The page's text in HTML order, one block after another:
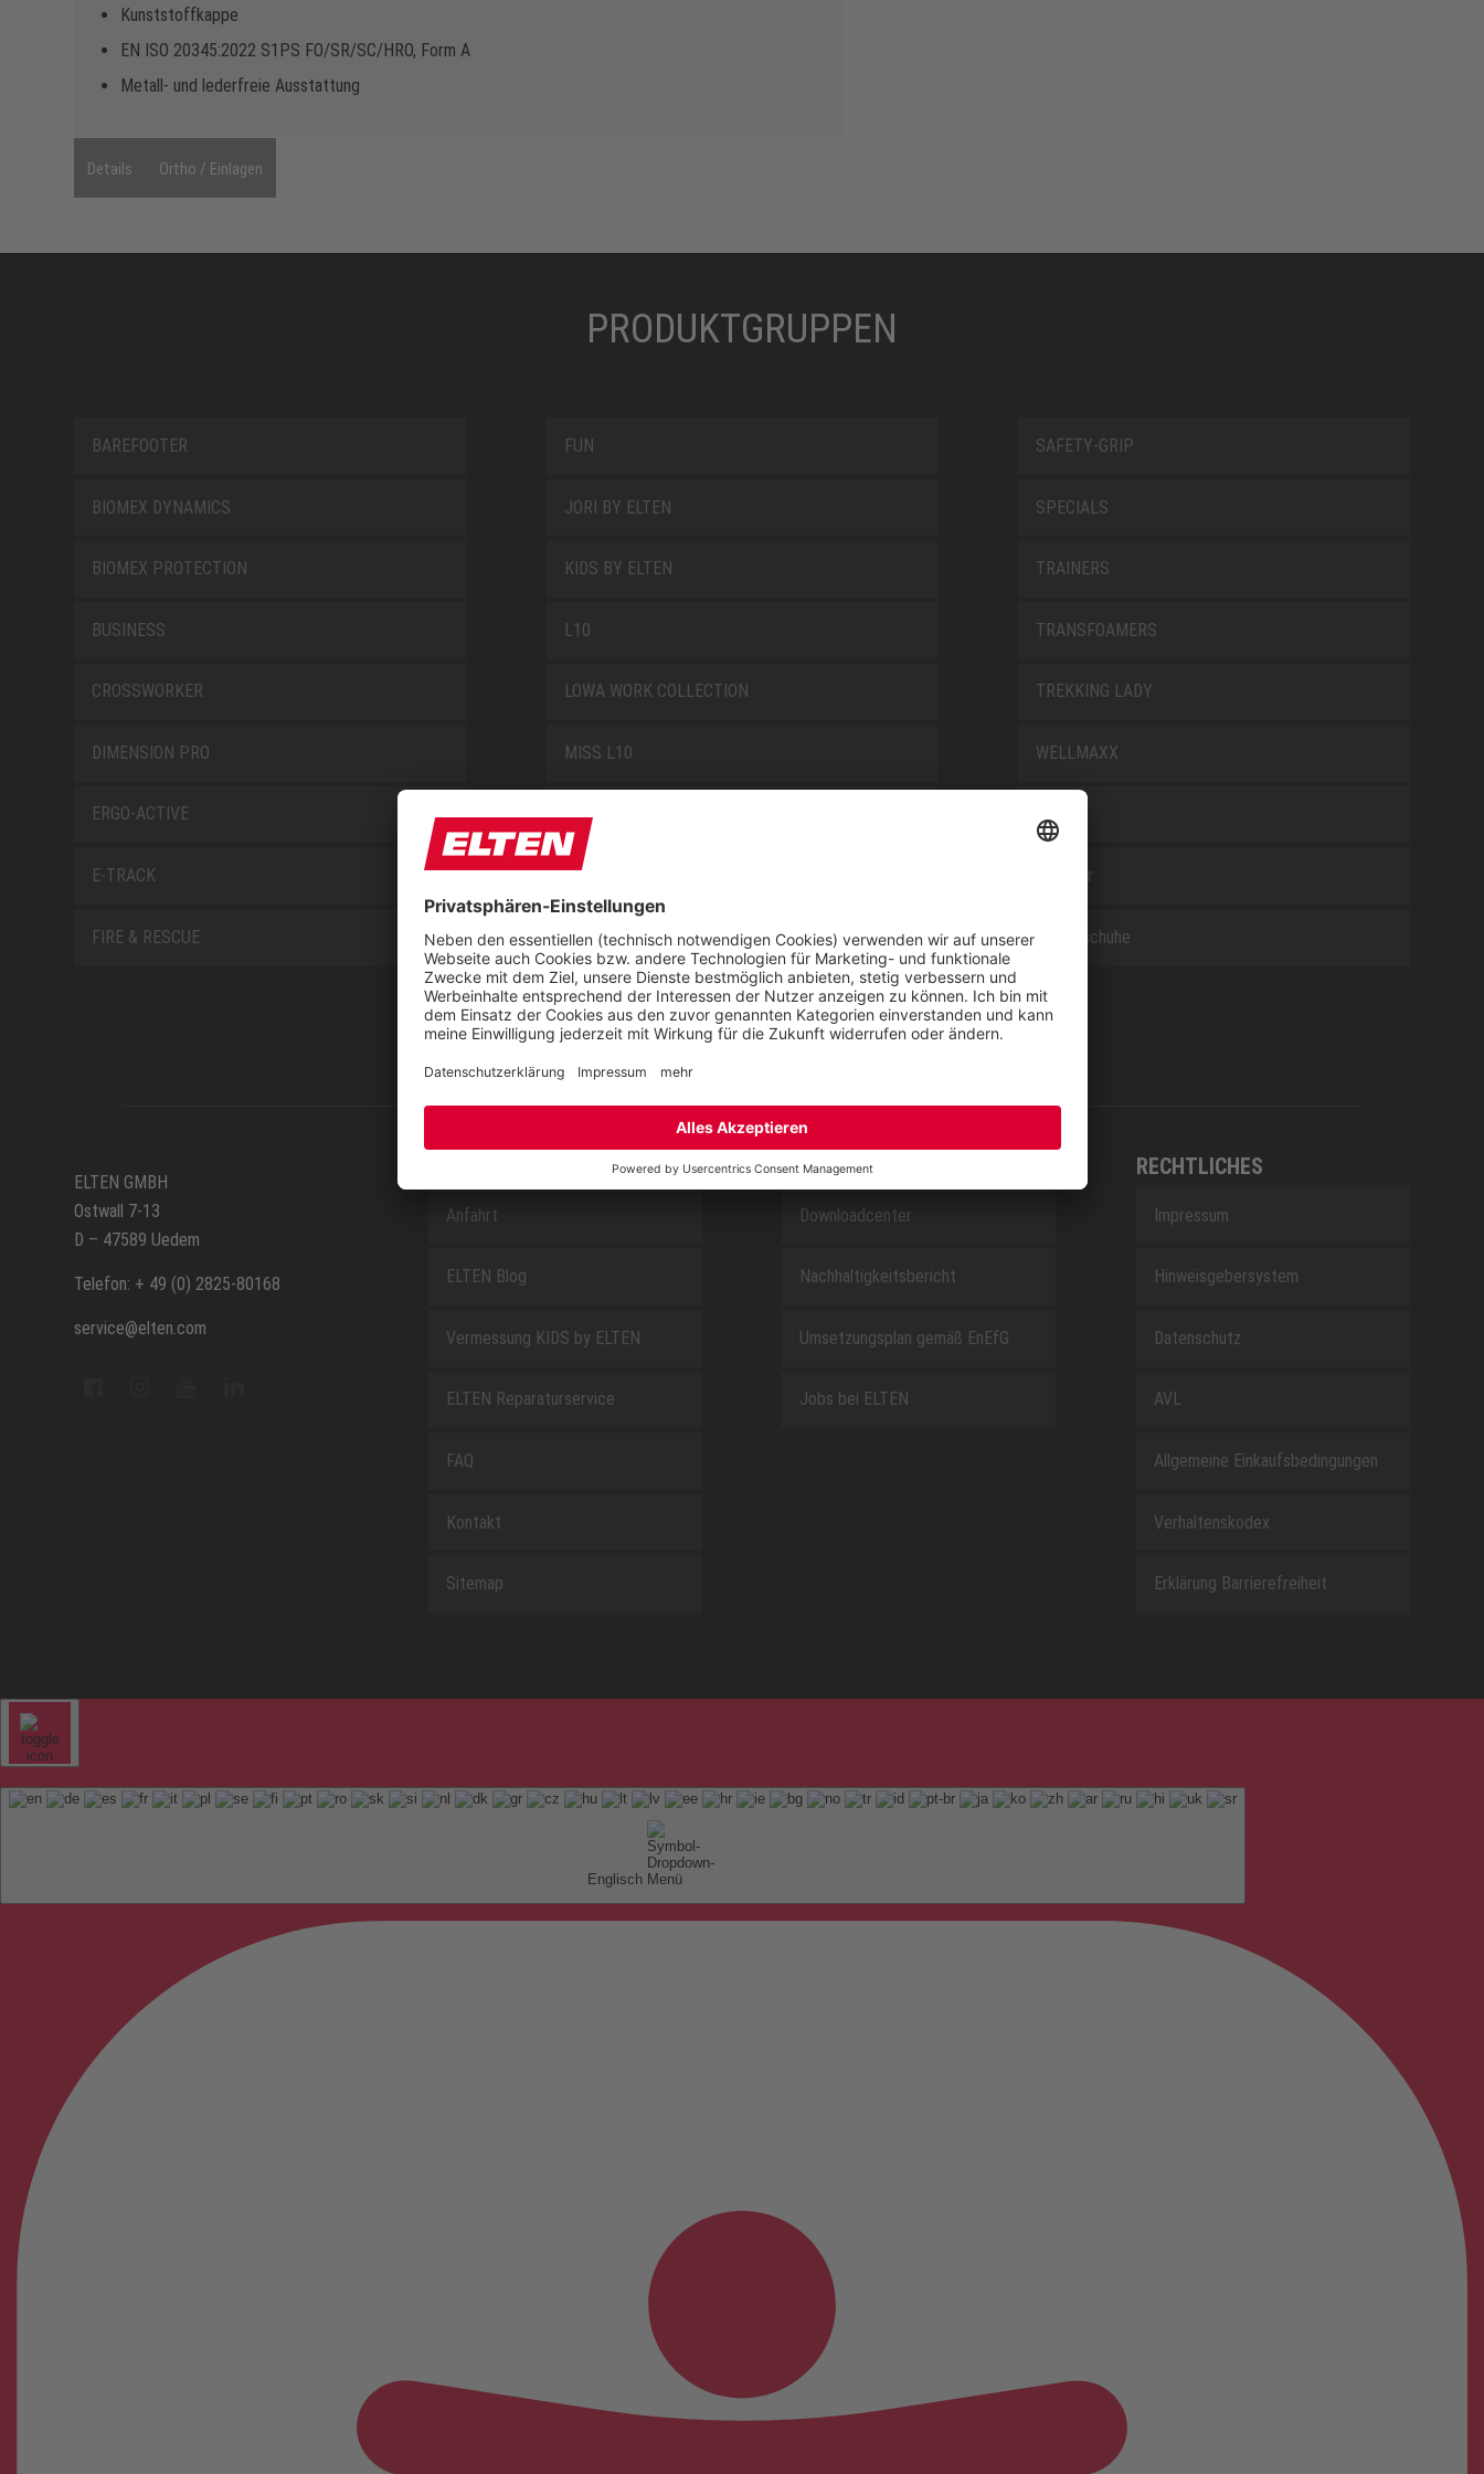
Kunststoffkappe
EN ISO 20345:2022 S1PS FO/SR/SC/HRO, Form A
Metall- und lederfreie Ausstattung
Details Ortho / Einlagen
PRODUKTGRUPPEN
BAREFOOTER
BIOMEX DYNAMICS
BIOMEX PROTECTION
BUSINESS
CROSSWORKER
DIMENSION PRO
ERGO-ACTIVE
E-TRACK
FIRE & RESCUE
FUN
JORI BY ELTEN
KIDS BY ELTEN
L10
LOWA WORK COLLECTION
MISS L10
NEW CLASSICS
NOVA
RETRO
SAFEGUARD
SAFETY-GRIP
SPECIALS
TRAINERS
TRANSFOAMERS
TREKKING LADY
WELLMAXX
Zubehör
Berufsschuhe
ELTEN GMBH
Ostwall 7-13
D – 47589 Uedem
Telefon: + 49 (0) 2825-80168
service@elten.com
Anfahrt
ELTEN Blog
Vermessung KIDS by ELTEN
ELTEN Reparaturservice
FAQ
Kontakt
Sitemap
ÜBER UNS
Downloadcenter
Nachhaltigkeitsbericht
Umsetzungsplan gemäß EnEfG
Jobs bei ELTEN
RECHTLICHES
Impressum
Hinweisgebersystem
Datenschutz
AVL
Allgemeine Einkaufsbedingungen
Verhaltenskodex
Erklärung Barrierefreiheit
Englisch